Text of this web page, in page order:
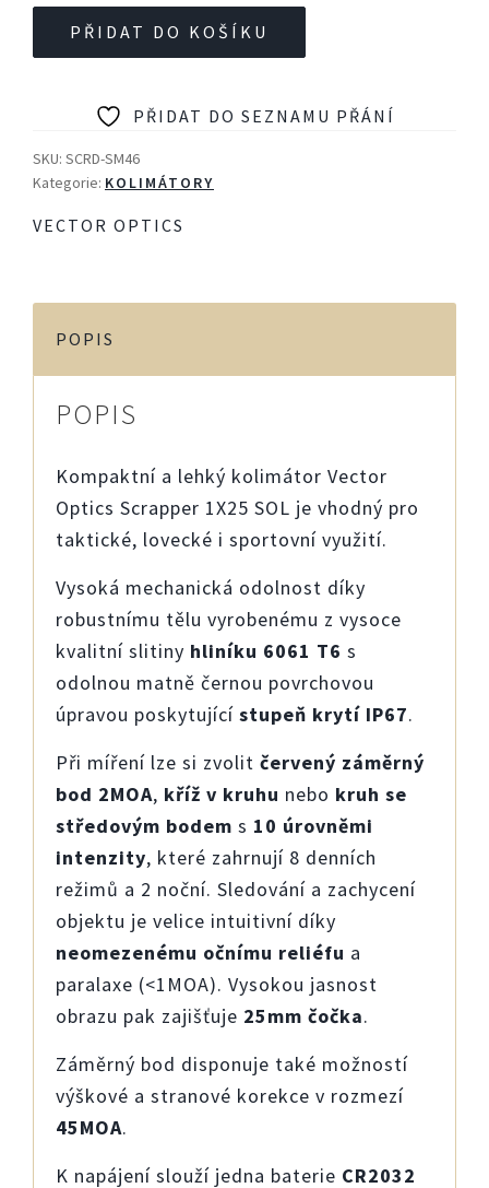
Kolimátor
Vector
SOL
množství
PŘIDAT DO KOŠÍKU
PŘIDAT DO SEZNAMU PŘÁNÍ
SKU: SCRD-SM46
Kategorie: KOLIMÁTORY
VECTOR OPTICS
POPIS
POPIS
Kompaktní a lehký kolimátor Vector
Optics Scrapper 1X25 SOL je vhodný pro
taktické, lovecké i sportovní využití.
Vysoká mechanická odolnost díky
robustnímu tělu vyrobenému z vysoce
kvalitní slitiny hliníku 6061 T6 s
odolnou matně černou povrchovou
úpravou poskytující stupeň krytí IP67.
Při míření lze si zvolit červený záměrný
bod 2MOA, kříž v kruhu nebo kruh se
středovým bodem s 10 úrovněmi
intenzity, které zahrnují 8 denních
režimů a 2 noční. Sledování a zachycení
objektu je velice intuitivní díky
neomezenému očnímu reliéfu a
paralaxe (<1MOA). Vysokou jasnost
obrazu pak zajišťuje 25mm čočka.
Záměrný bod disponuje také možností
výškové a stranové korekce v rozmezí
45MOA.
K napájení slouží jedna baterie CR2032